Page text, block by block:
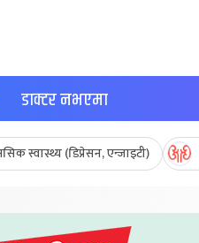
डाक्टर नभएमा
स्वास्थ्य (डिप्रेसन, एन्जाइटी)